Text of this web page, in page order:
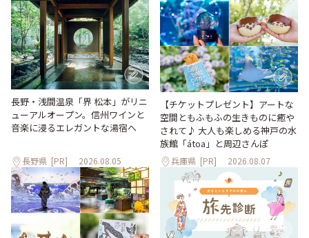
長野・浅間温泉「界 松本」がリニ
ューアルオープン。信州ワインと
音楽に浸るエレガントな湯宿へ
長野県 [PR] 2026.08.05
【チケットプレゼント】アートな
空間ともふもふの生きものに癒や
されて♪ 大人も楽しめる神戸の水
族館「átoa」と周辺さんぽ
兵庫県 [PR] 2026.08.07